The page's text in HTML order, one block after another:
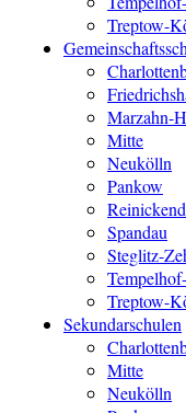
Treptow-
Marzahn-
Mitte
Neukölln
Pankow
Spandau
Steglitz-
Treptow-
Sekundarschulen
Mitte
Neukölln